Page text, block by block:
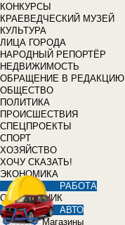
КОНКУРСЫ
КРАЕВЕДЧЕСКИЙ МУЗЕЙ
КУЛЬТУРА
ЛИЦА ГОРОДА
НАРОДНЫЙ РЕПОРТЁР
НЕДВИЖИМОСТЬ
ОБРАЩЕНИЕ В РЕДАКЦИЮ
ОБЩЕСТВО
ПОЛИТИКА
ПРОИСШЕСТВИЯ
СПЕЦПРОЕКТЫ
СПОРТ
ХОЗЯЙСТВО
ХОЧУ СКАЗАТЬ!
ЭКОНОМИКА
РАБОТА
СПРАВОЧНИК
АВТО
Магазины